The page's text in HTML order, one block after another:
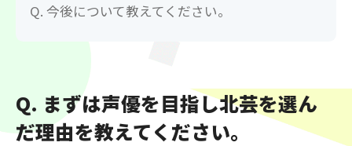
Q. 今後について教えてください。
Q. まずは声優を目指し北芸を選ん
だ理由を教えてください。